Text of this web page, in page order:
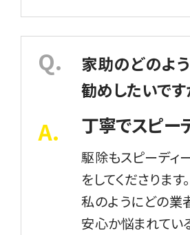
家助のどのよ
勧めしたいです
丁寧でスピー
駆除もスピーディ
をしてくださります。
私のようにどの業
安心か悩まれてい